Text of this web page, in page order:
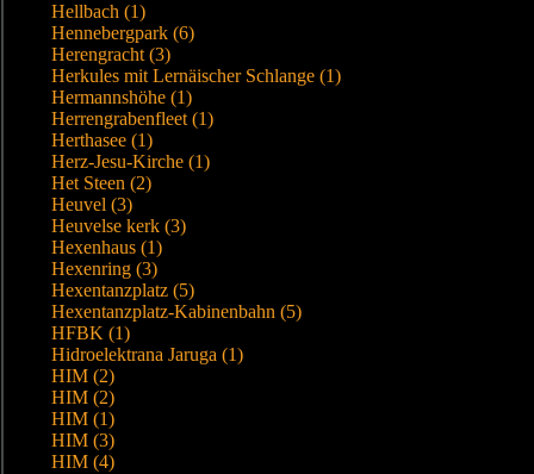
Hellbach (1)
Hennebergpark (6)
Herengracht (3)
Herkules mit Lernäischer Schlange (1)
Hermannshöhe (1)
Herrengrabenfleet (1)
Herthasee (1)
Herz-Jesu-Kirche (1)
Het Steen (2)
Heuvel (3)
Heuvelse kerk (3)
Hexenhaus (1)
Hexenring (3)
Hexentanzplatz (5)
Hexentanzplatz-Kabinenbahn (5)
HFBK (1)
Hidroelektrana Jaruga (1)
HIM (2)
HIM (2)
HIM (1)
HIM (3)
HIM (4)